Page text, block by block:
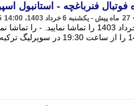
فنرباغچه - استانبول اسپور 6 خرداد
27 ماه پیش - یکشنبه 6 خرداد 1403، 14:00
استانبول اسپور 6 خرداد 1403 را